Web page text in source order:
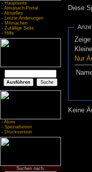
- Hauptseite
- Almanach-Portal
- Aktuelles
- Letzte Änderungen
- Mitmachen
- Zufällige Seite
- Hilfe
- Atom
- Spezialseiten
- Druckversion
Suchen nach:
Diese
Nur
Keine